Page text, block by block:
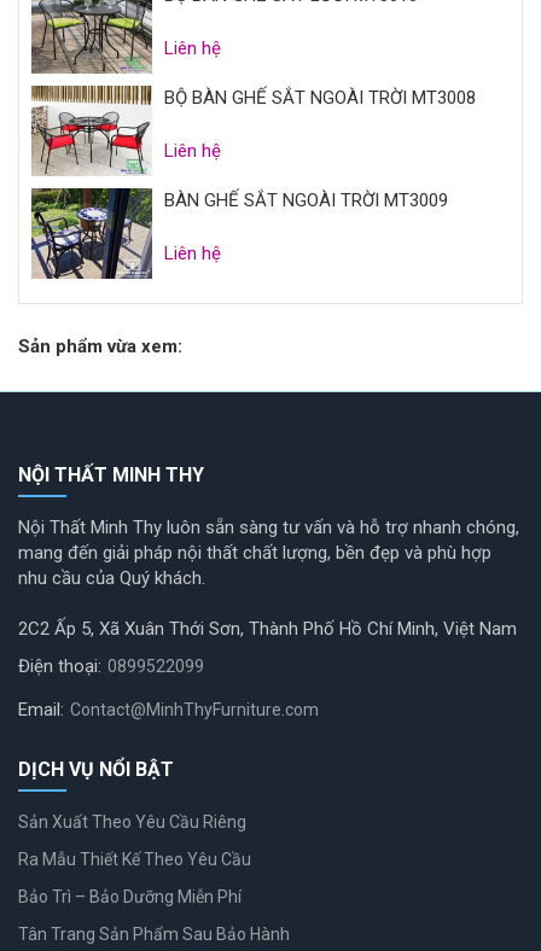
Liên hệ
BỘ BÀN GHẾ SẮT NGOÀI TRỜI MT3008
Liên hệ
BÀN GHẾ SẮT NGOÀI TRỜI MT3009
Liên hệ
Sản phẩm vừa xem:
NỘI THẤT MINH THY
Nội Thất Minh Thy luôn sẵn sàng tư vấn và hỗ trợ nhanh chóng,
mang đến giải pháp nội thất chất lượng, bền đẹp và phù hợp
nhu cầu của Quý khách.
2C2 Ấp 5, Xã Xuân Thới Sơn, Thành Phố Hồ Chí Minh, Việt Nam
Điện thoại: 0899522099
Email: Contact@MinhThyFurniture.com
DỊCH VỤ NỔI BẬT
Sản Xuất Theo Yêu Cầu Riêng
Ra Mẫu Thiết Kế Theo Yêu Cầu
Bảo Trì – Bảo Dưỡng Miễn Phí
Tân Trang Sản Phẩm Sau Bảo Hành